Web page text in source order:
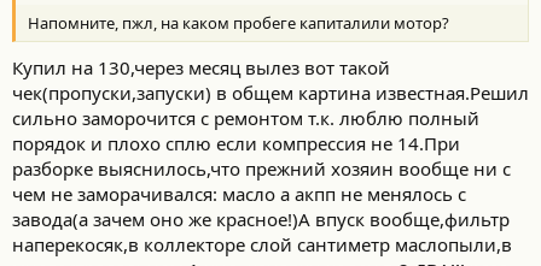
и
:
Напомните, пжл, на каком пробеге капиталили мотор?
Купил на 130,через месяц вылез вот такой
чек(пропуски,запуски) в общем картина известная.Решил
сильно заморочится с ремонтом т.к. люблю полный
порядок и плохо сплю если компрессия не 14.При
разборке выяснилось,что прежний хозяин вообще ни с
чем не заморачивался: масло а акпп не менялось с
завода(а зачем оно же красное!)А впуск вообще,фильтр
наперекосяк,в коллекторе слой сантиметр маслопыли,в